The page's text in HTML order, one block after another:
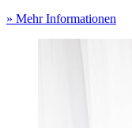
» Mehr Informationen